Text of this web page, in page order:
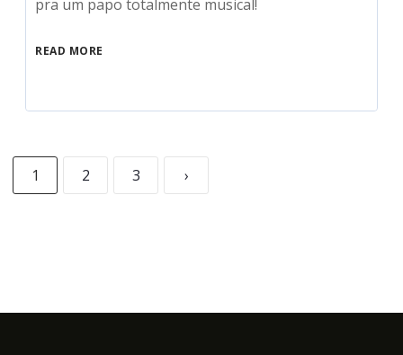
pra um papo totalmente musical!
READ MORE
1 2 3 ›